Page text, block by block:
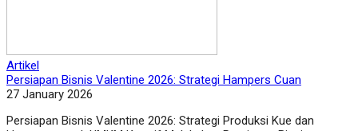
Artikel
Persiapan Bisnis Valentine 2026: Strategi Hampers Cuan
27 January 2026
Persiapan Bisnis Valentine 2026: Strategi Produksi Kue dan